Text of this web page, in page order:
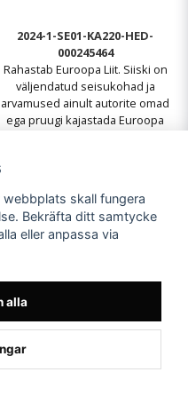
2024-1-SE01-KA220-HED-
000245464
Rahastab Euroopa Liit. Siiski on
väljendatud seisukohad ja
arvamused ainult autorite omad
ega pruugi kajastada Euroopa
skall fungera
Bekräfta ditt samtycke
eller anpassa via
alla